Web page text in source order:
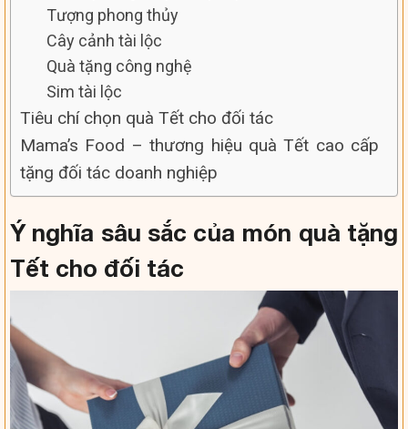
Tượng phong thủy
Cây cảnh tài lộc
Quà tặng công nghệ
Sim tài lộc
Tiêu chí chọn quà Tết cho đối tác
Mama’s Food – thương hiệu quà Tết cao cấp
tặng đối tác doanh nghiệp
Ý nghĩa sâu sắc của món quà tặng
Tết cho đối tác